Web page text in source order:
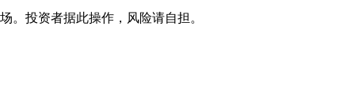
场。投资者据此操作，风险请自担。